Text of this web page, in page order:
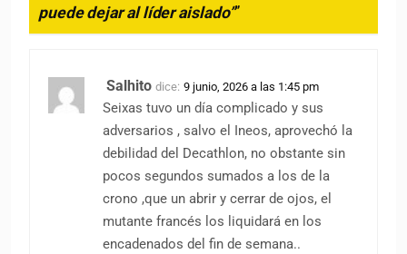
puede dejar al líder aislado””
Salhito dice: 9 junio, 2026 a las 1:45 pm
Seixas tuvo un día complicado y sus
adversarios , salvo el Ineos, aprovechó la
debilidad del Decathlon, no obstante sin
pocos segundos sumados a los de la
crono ,que un abrir y cerrar de ojos, el
mutante francés los liquidará en los
encadenados del fin de semana..